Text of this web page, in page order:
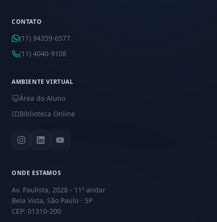
CONTATO
(11) 94359-6577
(11) 4040-9108
AMBIENTE VIRTUAL
Área do Aluno
Biblioteca Online
ONDE ESTAMOS
Av. Paulista, 2028 - 11º andar
Bela Vista, São Paulo - SP
CEP: 01310-200